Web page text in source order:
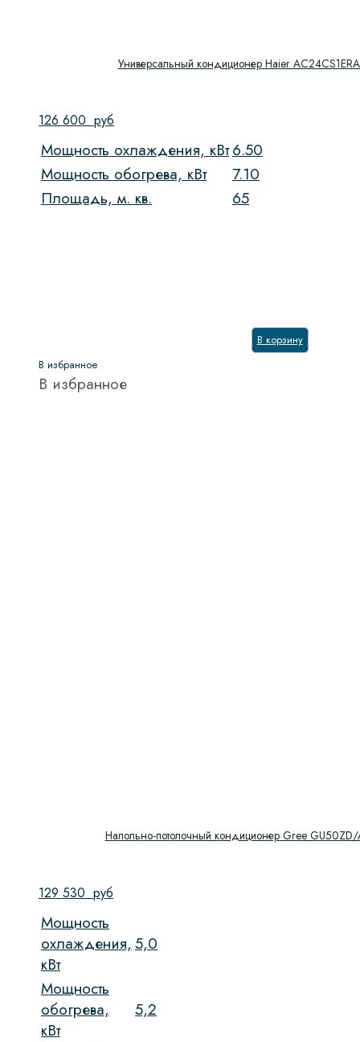
Универсальный кондиционер Haier
126 600 руб
Мощность охлаждения, кВт6.50
Мощность обогрева, кВт
7.10
Площадь, м. кв.
65
В корзину
В избранное
В избранное
Напольно-потолочный кондиционер Gree
129 530 руб
Мощность
охлаждения,
кВт
5,0
Мощность
обогрева,
кВт
5,2